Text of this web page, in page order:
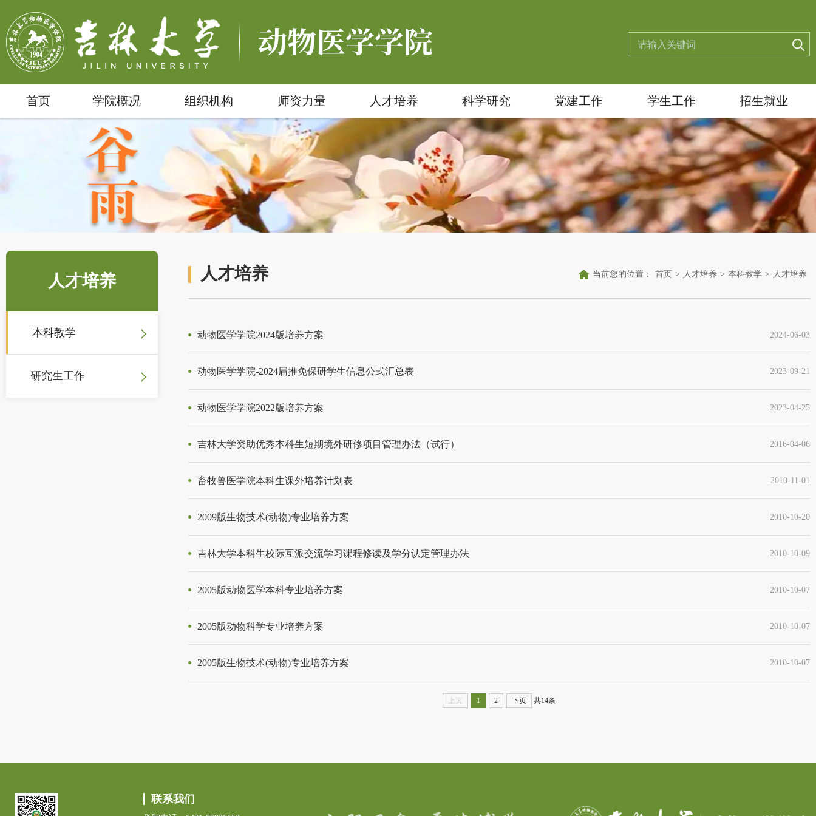
首页 学院概况 组织机构 师资力量 人才培养 科学研究 党建工作 学生工作 招生就业
人才培养
本科教学
研究生工作
人才培养 当前您的位置： 首页 > 人才培养 > 本科教学 > 人才培养
动物医学学院2024版培养方案 2024-06-03
动物医学学院-2024届推免保研学生信息公式汇总表 2023-09-21
动物医学学院2022版培养方案 2023-04-25
吉林大学资助优秀本科生短期境外研修项目管理办法（试行） 2016-04-06
畜牧兽医学院本科生课外培养计划表 2010-11-01
2009版生物技术(动物)专业培养方案 2010-10-20
吉林大学本科生校际互派交流学习课程修读及学分认定管理办法 2010-10-09
2005版动物医学本科专业培养方案 2010-10-07
2005版动物科学专业培养方案 2010-10-07
2005版生物技术(动物)专业培养方案 2010-10-07
上页 1 2 下页 共14条
联系我们